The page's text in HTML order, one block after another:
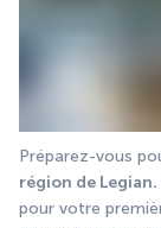
Préparez-vous
région de Legian.
pour votre